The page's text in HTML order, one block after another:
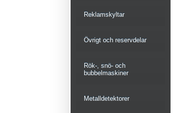
Reklamskyltar
Övrigt och reservdelar
Rök-, snö- och
bubbelmaskiner
Metalldetektorer